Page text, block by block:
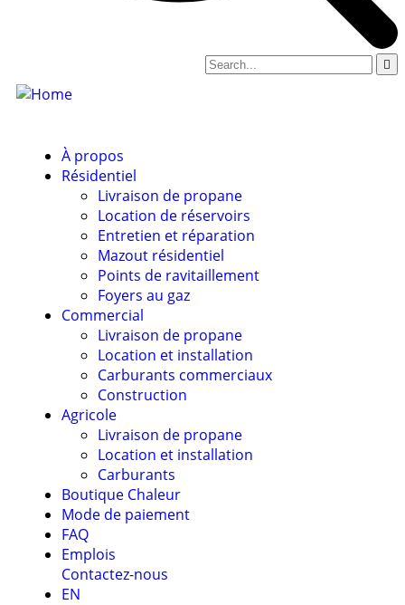
À propos
Résidentiel
Livraison de propane
Location de réservoirs
Entretien et réparation
Mazout résidentiel
Points de ravitaillement
Foyers au gaz
Commercial
Livraison de propane
Location et installation
Carburants commerciaux
Construction
Agricole
Livraison de propane
Location et installation
Carburants
Boutique Chaleur
Mode de paiement
FAQ
Emplois
Contactez-nous
EN